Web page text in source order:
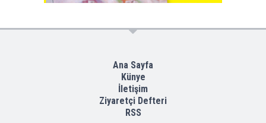
Ana Sayfa
Künye
İletişim
Ziyaretçi Defteri
RSS